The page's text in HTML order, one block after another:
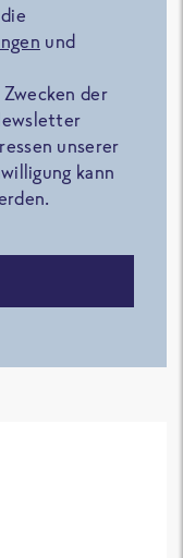
und
der
unserer
kann